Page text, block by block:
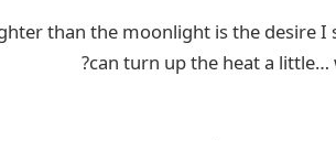
than the moonlight is the desire I
can turn up the heat a little…